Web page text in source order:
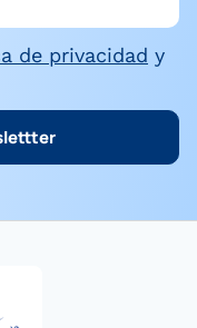
de privacidad y